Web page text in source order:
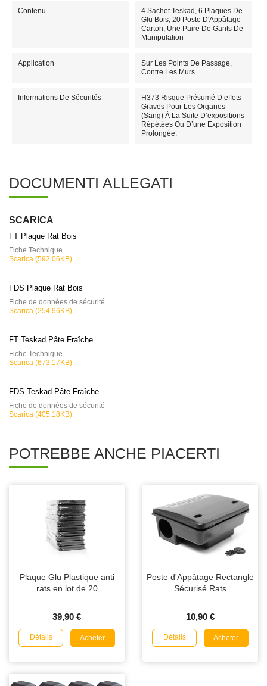
Contenu
4 Sachet Teskad, 6 Plaques De
Glu Bois, 20 Poste D'Appâtage
Carton, Une Paire De Gants De
Manipulation
Application
Sur Les Points De Passage,
Contre Les Murs
Informations De Sécurités
H373 Risque Présumé D’effets
Graves Pour Les Organes
(sang) À La Suite D’expositions
Répétées Ou D’une Exposition
Prolongée.
DOCUMENTI ALLEGATI
SCARICA
FT Plaque Rat Bois
Fiche Technique
Scarica (592.06KB)
FDS Plaque Rat Bois
Fiche de données de sécurité
Scarica (254.96KB)
FT Teskad Pâte Fraîche
Fiche Technique
Scarica (673.17KB)
FDS Teskad Pâte Fraîche
Fiche de données de sécurité
Scarica (405.18KB)
POTREBBE ANCHE PIACERTI
Plaque Glu Plastique anti
rats en lot de 20
39,90 €
Détails Acheter
Poste d'Appâtage Rectangle
Sécurisé Rats
10,90 €
Détails Acheter